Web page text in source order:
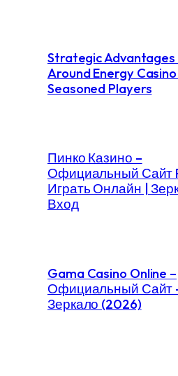
Strategic Advantages
Around Energy
Seasoned Players
Пинко Казино –
Официальный Сайт
Играть Онлайн |
Вход
Gama Casino Online –
Официальный Сайт
Зеркало (2026)